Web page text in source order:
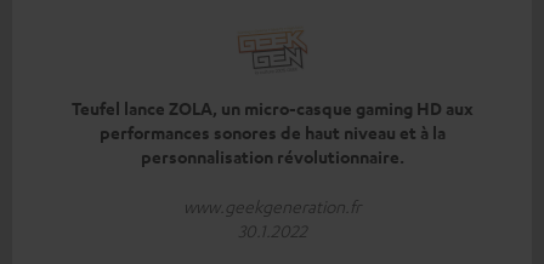
Teufel lance ZOLA, un micro-casque gaming HD aux
performances sonores de haut niveau et à la
personnalisation révolutionnaire.
www.geekgeneration.fr
30.1.2022